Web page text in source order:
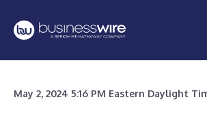
May 2, 2024 5:16 PM Eastern Daylight